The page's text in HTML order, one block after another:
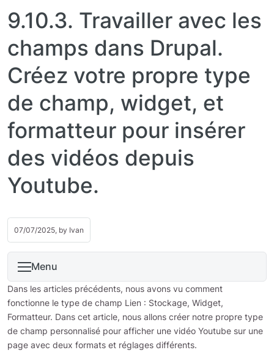
9.10.3. Travailler avec les
champs dans Drupal.
Créez votre propre type
de champ, widget, et
formatteur pour insérer
des vidéos depuis
Youtube.
07/07/2025, by Ivan
Menu
Dans les articles précédents, nous avons vu comment
fonctionne le type de champ Lien : Stockage, Widget,
Formatteur. Dans cet article, nous allons créer notre propre type
de champ personnalisé pour afficher une vidéo Youtube sur une
page avec deux formats et réglages différents.